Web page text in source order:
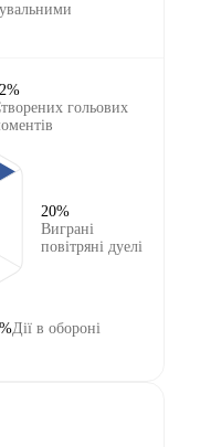
гольових
Виграні
повітряні дуелі
20%
Дії в обороні